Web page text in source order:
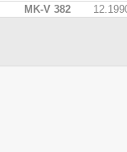
MK-V 382